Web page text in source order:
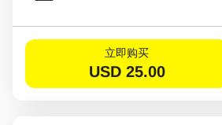
立即购买
USD 25.00